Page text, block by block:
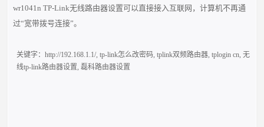
wr1041n TP-Link无线路由器设置可以直接接入互联网，计算机不再通
过“宽带拨号连接”。
关键字：http://192.168.1.1/,tp-link怎么改密码,tplink双频路由器,tplogin cn,无
线tp-link路由器设置,磊科路由器设置